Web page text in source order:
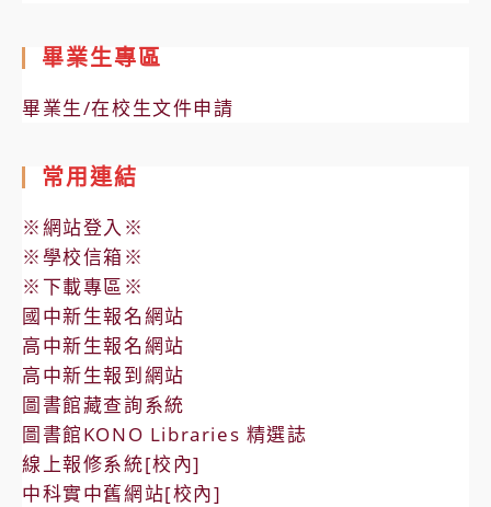
畢業生專區
畢業生/在校生文件申請
常用連結
※網站登入※
※學校信箱※
※下載專區※
國中新生報名網站
高中新生報名網站
高中新生報到網站
圖書館藏查詢系統
圖書館KONO Libraries 精選誌
線上報修系統[校內]
中科實中舊網站[校內]